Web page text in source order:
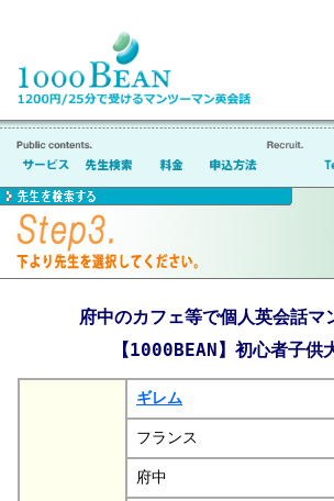
府中のカフェ等で個人英会話マ
【1000BEAN】初心者子供
ギレム
フランス
府中